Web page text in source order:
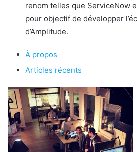
renom telles que ServiceNow
pour objectif de développer
d’Amplitude.
À propos
Articles récents